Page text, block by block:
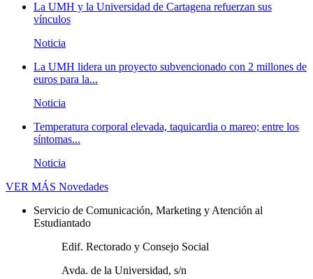
La UMH y la Universidad de Cartagena refuerzan sus
vínculos
Noticia
La UMH lidera un proyecto subvencionado con 2 millones de
euros para la...
Noticia
Temperatura corporal elevada, taquicardia o mareo; entre los
síntomas...
Noticia
VER MÁS Novedades
Servicio de Comunicación, Marketing y Atención al
Estudiantado
Edif. Rectorado y Consejo Social
Avda. de la Universidad, s/n